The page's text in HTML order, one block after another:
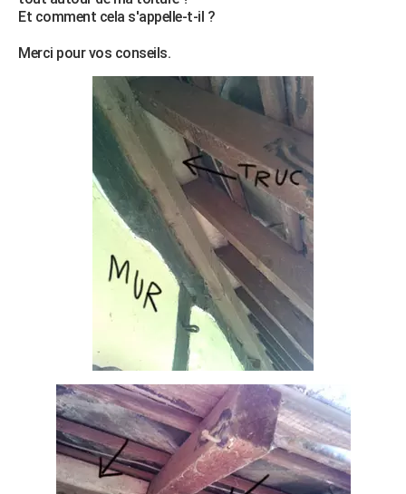
CARTE DE VOEUX
Carte de Noël
Carte Bonne année
Carte Saint-Valentin
Carte Pâques
Carte d'anniversaire
DICTIONNAIRE
PROGRAMME TV
Service militaire
Avis de recherche
AVIS DE DÉCÈS
Et comment cela s'appelle-t-il ?
Merci pour vos conseils.